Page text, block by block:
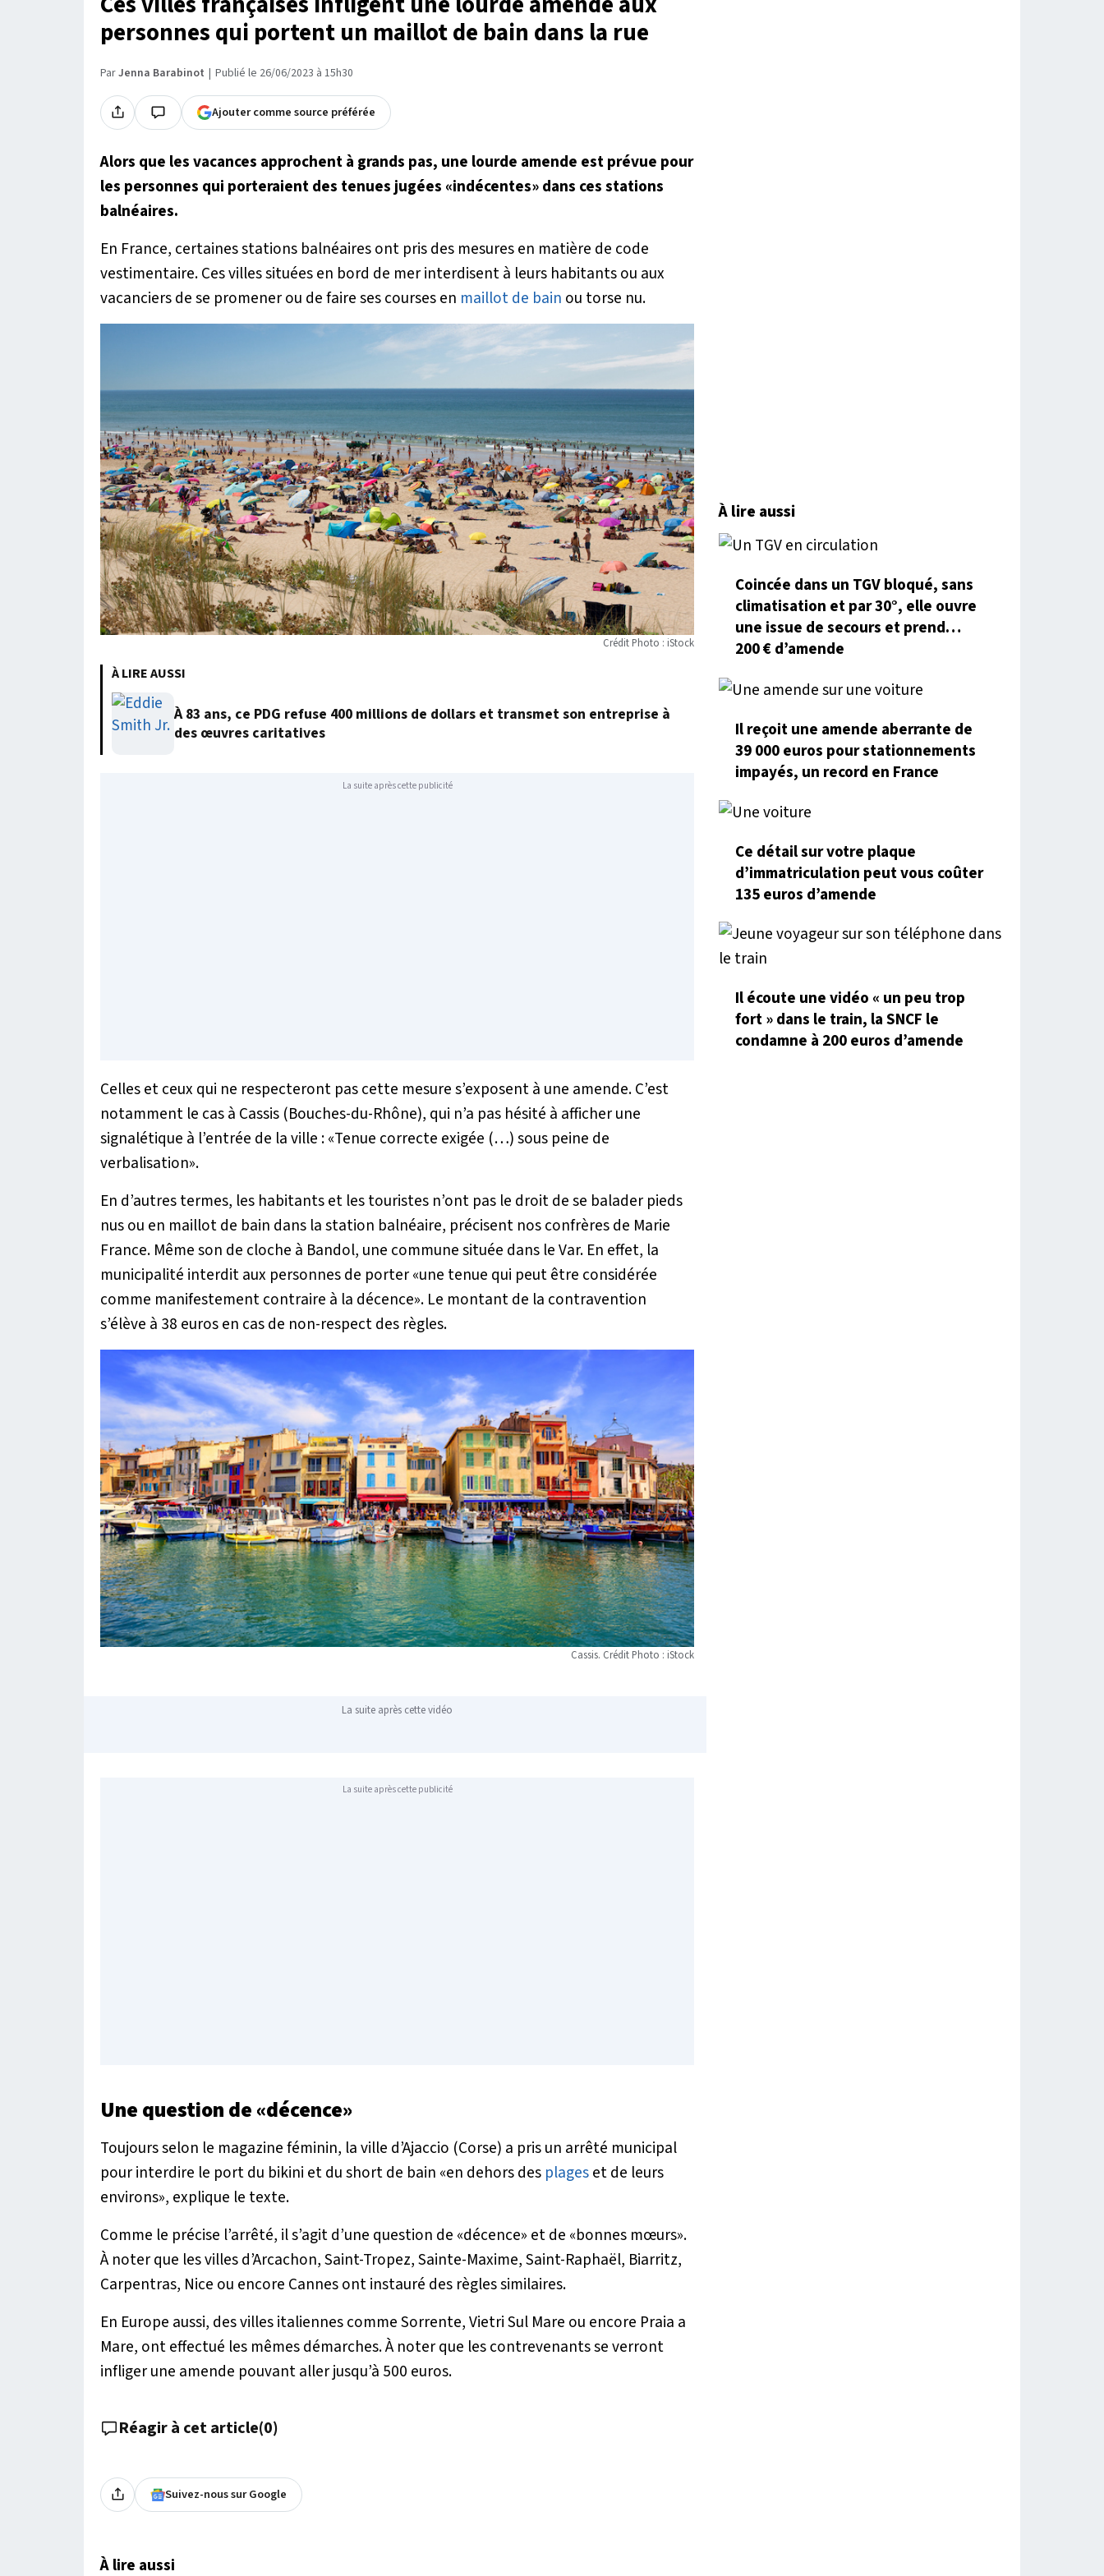
personnes qui portent un maillot de bain dans la rue
ParJenna Barabinot Publié le 26/06/2023 à 15h30
Ajouter comme source préférée
Alors que les vacances approchent à grands pas, une lourde amende est prévue pour
les personnes qui porteraient des tenues jugées «indécentes» dans ces stations
balnéaires.
En France, certaines stations balnéaires ont pris des mesures en matière de code
vestimentaire. Ces villes situées en bord de mer interdisent à leurs habitants ou aux
vacanciers de se promener ou de faire ses courses en maillot de bain ou torse nu.
Crédit Photo : iStock
À LIRE AUSSI
À 83 ans, ce PDG refuse 400 millions de dollars et transmet son entreprise à
des œuvres caritatives
La suite après cette publicité
Celles et ceux qui ne respecteront pas cette mesure s’exposent à une amende. C’est
notamment le cas à Cassis (Bouches-du-Rhône), qui n’a pas hésité à afficher une
signalétique à l’entrée de la ville : «Tenue correcte exigée (…) sous peine de
verbalisation».
En d’autres termes, les habitants et les touristes n’ont pas le droit de se balader pieds
nus ou en maillot de bain dans la station balnéaire, précisent nos confrères de Marie
France. Même son de cloche à Bandol, une commune située dans le Var. En effet, la
municipalité interdit aux personnes de porter «une tenue qui peut être considérée
comme manifestement contraire à la décence». Le montant de la contravention
s’élève à 38 euros en cas de non-respect des règles.
Cassis. Crédit Photo : iStock
La suite après cette vidéo
La suite après cette publicité
Une question de «décence»
Toujours selon le magazine féminin, la ville d’Ajaccio (Corse) a pris un arrêté municipal
pour interdire le port du bikini et du short de bain «en dehors des plageset de leurs
environs», explique le texte.
Comme le précise l’arrêté, il s’agit d’une question de «décence» et de «bonnes mœurs».
À noter que les villes d’Arcachon, Saint-Tropez, Sainte-Maxime, Saint-Raphaël, Biarritz,
Carpentras, Nice ou encore Cannes ont instauré des règles similaires.
En Europe aussi, des villes italiennes comme Sorrente, Vietri Sul Mare ou encore Praia a
Mare, ont effectué les mêmes démarches. À noter que les contrevenants se verront
infliger une amende pouvant aller jusqu’à 500 euros.
Réagir à cet article(0)
Suivez-nous sur Google
À lire aussi
À lire aussi
Coincée dans un TGV bloqué, sans
climatisation et par 30°, elle ouvre
une issue de secours et prend…
200 € d’amende
Il reçoit une amende aberrante de
39 000 euros pour stationnements
impayés, un record en France
Ce détail sur votre plaque
d’immatriculation peut vous coûter
135 euros d’amende
Il écoute une vidéo « un peu trop
fort » dans le train, la SNCF le
condamne à 200 euros d’amende